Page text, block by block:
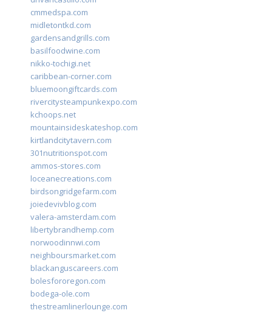
cmmedspa.com
midletontkd.com
gardensandgrills.com
basilfoodwine.com
nikko-tochigi.net
caribbean-corner.com
bluemoongiftcards.com
rivercitysteampunkexpo.com
kchoops.net
mountainsideskateshop.com
kirtlandcitytavern.com
301nutritionspot.com
ammos-stores.com
loceanecreations.com
birdsongridgefarm.com
joiedevivblog.com
valera-amsterdam.com
libertybrandhemp.com
norwoodinnwi.com
neighboursmarket.com
blackanguscareers.com
bolesfororegon.com
bodega-ole.com
thestreamlinerlounge.com